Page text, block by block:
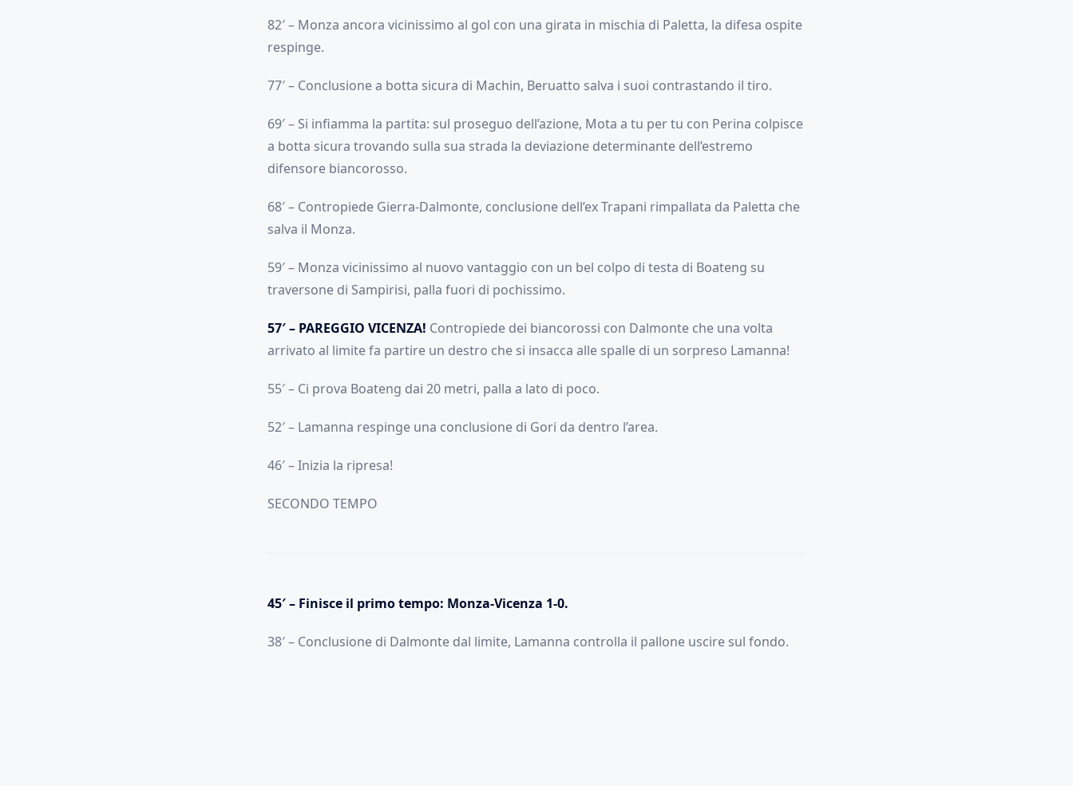
82′ – Monza ancora vicinissimo al gol con una girata in mischia di Paletta, la difesa ospite
respinge.
77′ – Conclusione a botta sicura di Machin, Beruatto salva i suoi contrastando il tiro.
69′ – Si infiamma la partita: sul proseguo dell’azione, Mota a tu per tu con Perina colpisce
a botta sicura trovando sulla sua strada la deviazione determinante dell’estremo
difensore biancorosso.
68′ – Contropiede Gierra-Dalmonte, conclusione dell’ex Trapani rimpallata da Paletta che
salva il Monza.
59′ – Monza vicinissimo al nuovo vantaggio con un bel colpo di testa di Boateng su
traversone di Sampirisi, palla fuori di pochissimo.
57′ – PAREGGIO VICENZA! Contropiede dei biancorossi con Dalmonte che una volta
arrivato al limite fa partire un destro che si insacca alle spalle di un sorpreso Lamanna!
55′ – Ci prova Boateng dai 20 metri, palla a lato di poco.
52′ – Lamanna respinge una conclusione di Gori da dentro l’area.
46′ – Inizia la ripresa!
SECONDO TEMPO
45′ – Finisce il primo tempo: Monza-Vicenza 1-0.
38′ – Conclusione di Dalmonte dal limite, Lamanna controlla il pallone uscire sul fondo.